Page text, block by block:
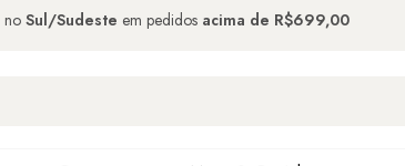
no Sul/Sudeste em pedidos acima de R$699,00